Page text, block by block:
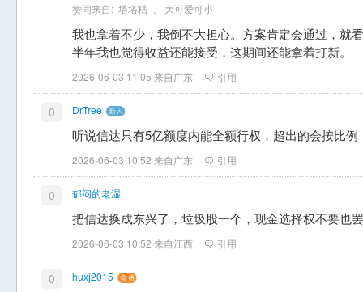
赞同来自: 塔塔桔 大可爱可小
我也拿着不少，我倒不大担心。方案肯定会通过，就
半年我也觉得收益还能接受，这期间还能拿着打新。
2026-06-03 11:05 来自广东 引用
0 DrTree
听说信达只有5亿额度内能全额行权，超出的会按比例
2026-06-03 10:52 来自广东 引用
0 郁闷的老湿
把信达换成东兴了，垃圾股一个，现金选择权不要也罢
2026-06-03 10:52 来自江西 引用
0 huxj2015